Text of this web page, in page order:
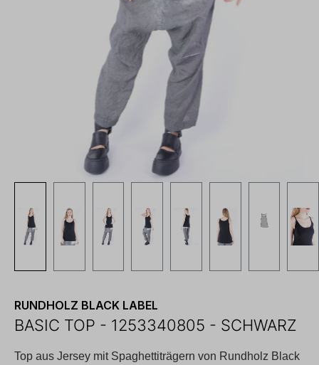
RUNDHOLZ BLACK LABEL
BASIC TOP - 1253340805 - SCHWARZ
Top aus Jersey mit Spaghettiträgern von Rundholz Black